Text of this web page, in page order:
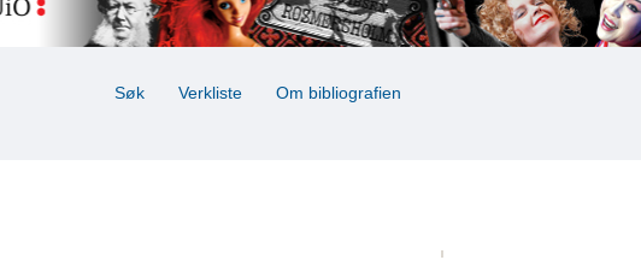
Søk Verkliste Om bibliografien